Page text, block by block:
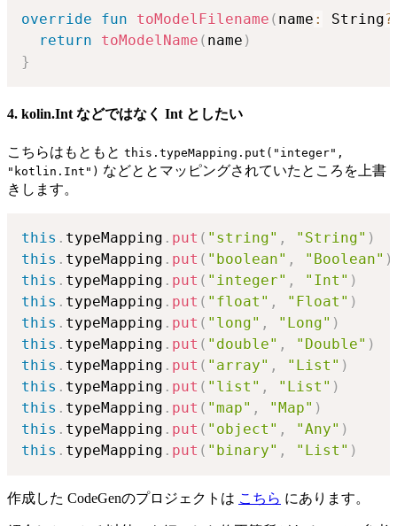
override fun toModelFilename ( name : String?
return
toModelName ( name )
}
4. kolin.Int などではなく Int としたい
こちらはもともと this.typeMapping.put("integer",
"kotlin.Int") などととマッピングされていたところを上書
きします。
this . typeMapping . put ( "string" , "String" )
this . typeMapping . put ( "boolean" , "Boolean" )
this . typeMapping . put ( "integer" , "Int" )
this . typeMapping . put ( "float" , "Float" )
this . typeMapping . put ( "long" , "Long" )
this . typeMapping . put ( "double" , "Double" )
this . typeMapping . put ( "array" , "List" )
this . typeMapping . put ( "list" , "List" )
this . typeMapping . put ( "map" , "Map" )
this . typeMapping . put ( "object" , "Any" )
this . typeMapping . put ( "binary" , "List" )
作成した CodeGenのプロジェクトは こちら にあります。